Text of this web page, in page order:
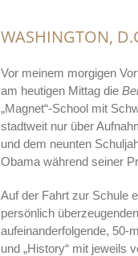
WASHINGTON,
Vor meinem morgigen
am heutigen Mittag die
„Magnet“-School mit
stadtweit nur über
und dem neunten
Obama während seiner
Auf der Fahrt zur Schule
persönlich
aufeinanderfolgende, 50-
und „History“ mit jeweils